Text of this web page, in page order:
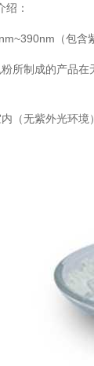
绍：
（包含
所制成的产品
（无紫外光环境